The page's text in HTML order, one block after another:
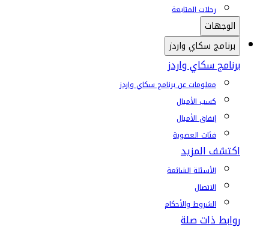
رحلات المتابعة
الوجهات
برنامج سكاي واردز
برنامج سكاي واردز
معلومات عن برنامج سكاي واردز
كسب الأميال
إنفاق الأميال
فئات العضوية
اكتشف المزيد
الأسئلة الشائعة
الاتصال
الشروط والأحكام
روابط ذات صلة